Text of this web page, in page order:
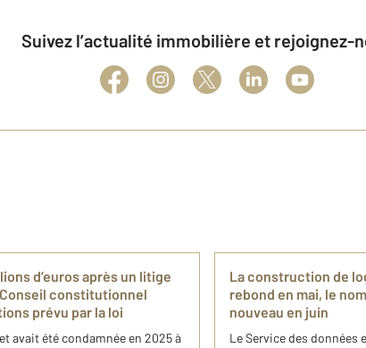
Suivez l’actualité immobilière et rejoignez-
d’euros après un litige
constitutionnel
prévu par la loi
avait été condamnée en 2025 à
La construction de
rebond en mai, le
nouveau en juin
Le Service des données